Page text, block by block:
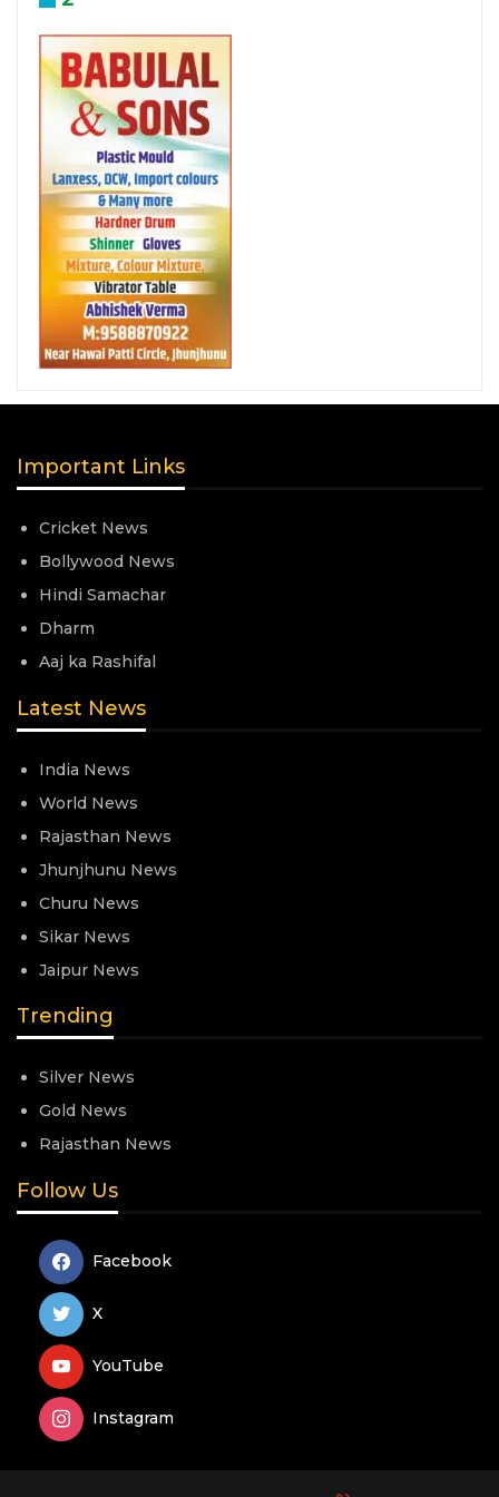
Important Links
Cricket News
Bollywood News
Hindi Samachar
Dharm
Aaj ka Rashifal
Latest News
India News
World News
Rajasthan News
Jhunjhunu News
Churu News
Sikar News
Jaipur News
Trending
Silver News
Gold News
Rajasthan News
Follow Us
Facebook
X
YouTube
Instagram